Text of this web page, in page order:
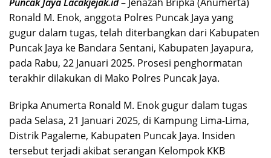
Ronald M. Enok, anggota Polres Puncak Jaya yang
gugur dalam tugas, telah diterbangkan dari Kabupaten
Puncak Jaya ke Bandara Sentani, Kabupaten Jayapura,
pada Rabu, 22 Januari 2025. Prosesi penghormatan
terakhir dilakukan di Mako Polres Puncak Jaya.
Bripka Anumerta Ronald M. Enok gugur dalam tugas
pada Selasa, 21 Januari 2025, di Kampung Lima-Lima,
Distrik Pagaleme, Kabupaten Puncak Jaya. Insiden
tersebut terjadi akibat serangan Kelompok KKB